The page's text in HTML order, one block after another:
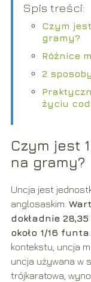
Spis treści:
Czym
gramy?
Różnice
2
życiu
Czym jest
na gramy?
Uncja jest
anglosaskim.
dokładnie
około 1/16 funta
kontekstu, uncja
uncja używana w
trójkaratowa,